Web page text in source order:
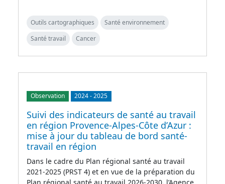
Outils cartographiques
Santé environnement
Santé travail
Cancer
Observation 2024-2025
Suivi des indicateurs de santé au travail
en région Provence-Alpes-Côte d’Azur :
mise à jour du tableau de bord santé-
travail en région
Dans le cadre du Plan régional santé au travail
2021-2025 (PRST 4) et en vue de la préparation du
Plan régional santé au travail 2026-2030, l’Agence